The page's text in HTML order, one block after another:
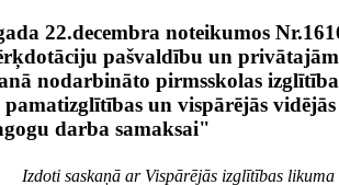
22.decembra noteikumos
pašvaldību un
nodarbināto pirmsskolas
un vispārējās
darba samaksai"
Izdoti saskaņā ar Vispārējās izglītības likuma